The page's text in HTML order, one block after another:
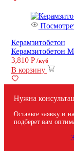
Керамзитобетон
Керамзитобетон
3,810 Р /куб
В корзину
Нужна
Оставьте заявку и
подберет вам